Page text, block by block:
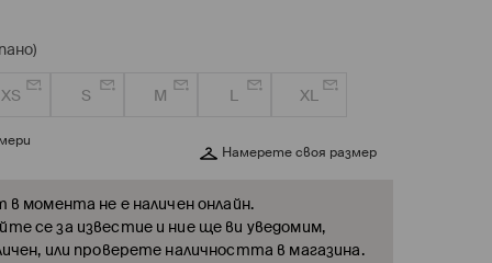
XS S M L XL
Намерете своя размер
в момента не е наличен онлайн.
се за известие и ние ще ви уведомим,
или проверете наличността в магазина.